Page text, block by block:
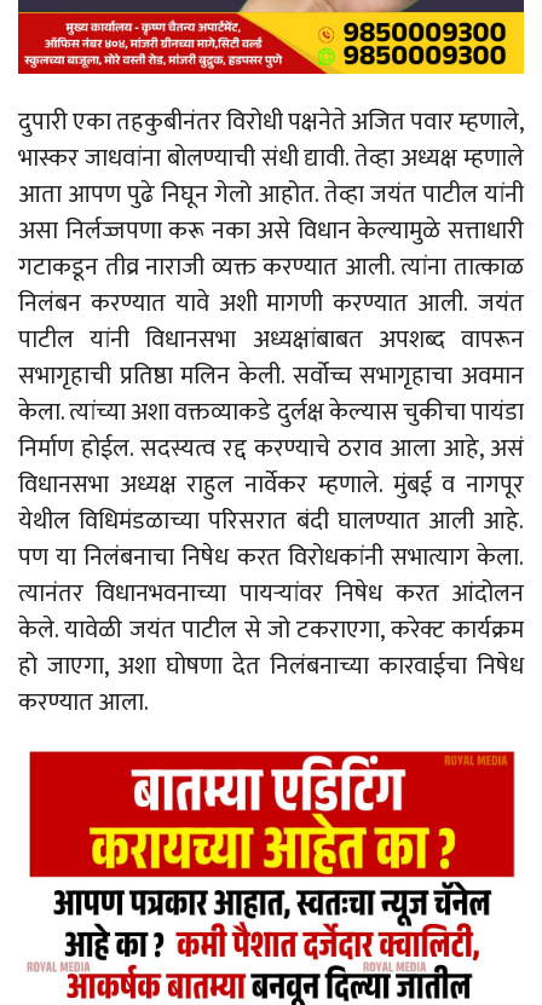
दुपारी एका तहकुबीनंतर विरोधी पक्षनेते अजित पवार म्हणाले,
भास्कर जाधवांना बोलण्याची संधी द्यावी. तेव्हा अध्यक्ष म्हणाले
आता आपण पुढे निघून गेलो आहोत. तेव्हा जयंत पाटील यांनी
असा निर्लज्जपणा करू नका असे विधान केल्यामुळे सत्ताधारी
गटाकडून तीव्र नाराजी व्यक्त करण्यात आली. त्यांना तात्काळ
निलंबन करण्यात यावे अशी मागणी करण्यात आली. जयंत
पाटील यांनी विधानसभा अध्यक्षांबाबत अपशब्द वापरून
सभागृहाची प्रतिष्ठा मलिन केली. सर्वोच्च सभागृहाचा अवमान
केला. त्यांच्या अशा वक्तव्याकडे दुर्लक्ष केल्यास चुकीचा पायंडा
निर्माण होईल. सदस्यत्व रद्द करण्याचे ठराव आला आहे, असं
विधानसभा अध्यक्ष राहुल नार्वेकर म्हणाले. मुंबई व नागपूर
येथील विधिमंडळाच्या परिसरात बंदी घालण्यात आली आहे.
पण या निलंबनाचा निषेध करत विरोधकांनी सभात्याग केला.
त्यानंतर विधानभवनाच्या पायऱ्यांवर निषेध करत आंदोलन
केले. यावेळी जयंत पाटील से जो टकराएगा, करेक्ट कार्यक्रम
हो जाएगा, अशा घोषणा देत निलंबनाच्या कारवाईचा निषेध
करण्यात आला.